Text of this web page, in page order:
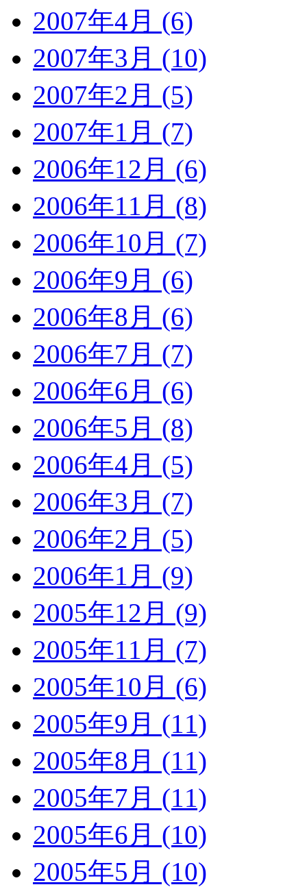
2007年4月 (6)
2007年3月 (10)
2007年2月 (5)
2007年1月 (7)
2006年12月 (6)
2006年11月 (8)
2006年10月 (7)
2006年9月 (6)
2006年8月 (6)
2006年7月 (7)
2006年6月 (6)
2006年5月 (8)
2006年4月 (5)
2006年3月 (7)
2006年2月 (5)
2006年1月 (9)
2005年12月 (9)
2005年11月 (7)
2005年10月 (6)
2005年9月 (11)
2005年8月 (11)
2005年7月 (11)
2005年6月 (10)
2005年5月 (10)